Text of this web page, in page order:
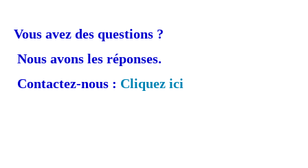
Vous avez des questions ?
Nous avons les réponses.
Contactez-nous : Cliquez ici